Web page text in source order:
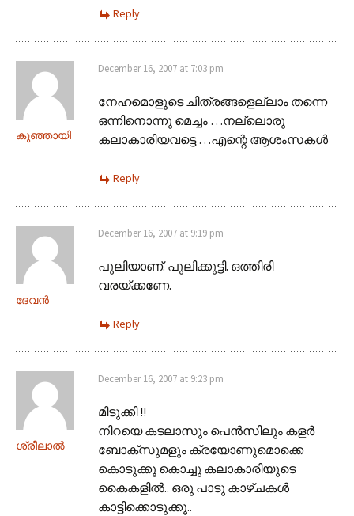
Reply
കുഞ്ഞായി
December 16, 2007 at 7:03 pm
നേഹമൊളുടെ ചിത്രങ്ങളെല്ലാം തന്നെ
ഒന്നിനൊന്നു മെച്ചം …നല്ലൊരു
കലാകാരിയവട്ടെ …എന്റെ ആശംസകള്‍
Reply
ദേവന്‍
December 16, 2007 at 9:19 pm
പുലിയാണ്. പുലിക്കുട്ടി. ഒത്തിരി
വരയ്ക്കണേ.
Reply
ശ്രീലാല്‍
December 16, 2007 at 9:23 pm
മിടുക്കി !!
നിറയെ കടലാസും പെന്‍സിലും കളര്‍
ബോക്സുമളും ക്രയോണുമൊക്കെ
കൊടുക്കൂ കൊച്ചു കലാകാരിയുടെ
കൈകളില്‍.. ഒരു പാടു കാഴ്ചകള്‍
കാട്ടിക്കൊടുക്കൂ..